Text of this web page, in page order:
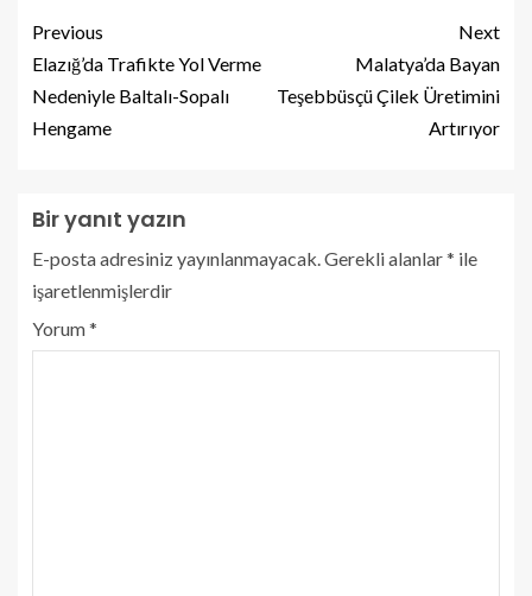
Previous
Elazığ’da Trafikte Yol Verme
Nedeniyle Baltalı-Sopalı
Hengame
Next
Malatya’da Bayan
Teşebbüsçü Çilek Üretimini
Artırıyor
Bir yanıt yazın
E-posta adresiniz yayınlanmayacak. Gerekli alanlar* ile
işaretlenmişlerdir
Yorum*